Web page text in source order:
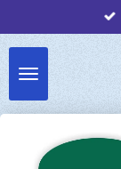
direct
de
hoofdinhoud